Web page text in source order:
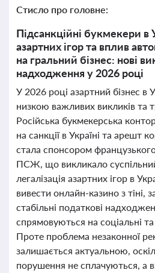
Стисло про головне:
Підсанкційні букмекери в
азартних ігор та вплив
на гральний бізнес: нові
надходження у 2026 році
У 2026 році азартний бізнес в
низкою важливих викликів та
Російська букмекерська
на санкції в Україні та арешт
стала спонсором
ПСЖ, що викликало
легалізація азартних ігор в
вивести онлайн-казино з тіні,
стабільні податкові
спрямовуються на соціальні
Проте проблема незаконної
залишається актуальною,
порушення не сплачуються, а